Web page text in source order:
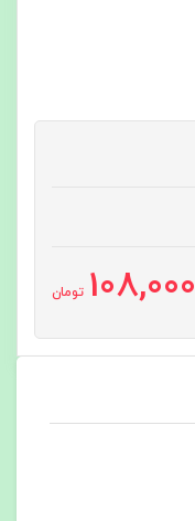
108,000 تومان